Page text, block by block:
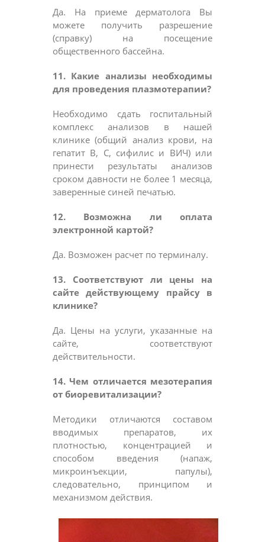
Да. На приеме дерматолога Вы
можете получить разрешение
(справку) на посещение
общественного бассейна.
11. Какие анализы необходимы
для проведения плазмотерапии?
Необходимо сдать госпитальный
комплекс анализов в нашей
клинике (общий анализ крови, на
гепатит В, С, сифилис и ВИЧ) или
принести результаты анализов
сроком давности не более 1 месяца,
заверенные синей печатью.
12. Возможна ли оплата
электронной картой?
Да. Возможен расчет по терминалу.
13. Соответствуют ли цены на
сайте действующему прайсу в
клинике?
Да. Цены на услуги, указанные на
сайте, соответствуют
действительности.
14. Чем отличается мезотерапия
от биоревитализации?
Методики отличаются составом
вводимых препаратов, их
плотностью, концентрацией и
способом введения (напаж,
микроинъекции, папулы),
следовательно, принципом и
механизмом действия.